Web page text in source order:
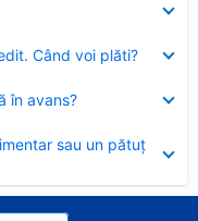
Când voi plăti?
în avans?
sau un pătuț